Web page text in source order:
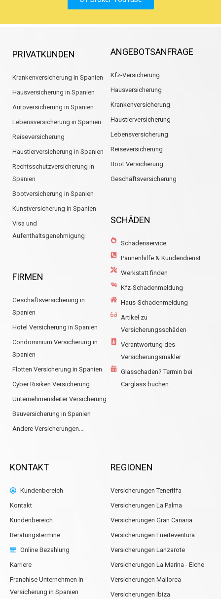
PRIVATKUNDEN
Krankenversicherung in Spanien
Hausversicherung in Spanien
Autoversicherung in Spanien
Lebensversicherung in Spanien
Reiseversicherung
Haustierversicherung in Spanien
Rechtsschutzversicherung in
Spanien
Bootversicherung in Spanien
Kunstversicherung in Spanien
Visa und
Aufenthaltsgenehmigung
FIRMEN
Geschäftsversicherung in
Spanien
Hotel Versicherung in Spanien
Condominium Versicherung in
Spanien
Flotten Versicherung in Spanien
Cyber Risiken Versicherung
Unternehmensleiter Versicherung
Bauversicherung in Spanien
Andere Versicherungen...
ANGEBOTSANFRAGE
Kfz-Versicherung
Hausversicherung
Krankenversicherung
Haustierversicherung
Lebensversicherung
Reiseversicherung
Boot Versicherung
Geschäftsversicherung
SCHÄDEN
Schadenservice
Pannenhilfe & Kundendienst
Werkstatt finden
Kfz-Schadenmeldung
Haus-Schadenmeldung
Artikel zu
Versicherungsschäden
Verantwortung des
Versicherungsmakler
Glasschaden? Termin bei
Carglass buchen.
KONTAKT
Kundenbereich
Kontakt
Kundenbereich
Beratungstermine
Online Bezahlung
Karriere
Franchise Unternehmen in
Versicherung in Spanien
REGIONEN
Versicherungen Teneriffa
Versicherungen La Palma
Versicherungen Gran Canaria
Versicherungen Fuerteventura
Versicherungen Lanzarote
Versicherungen La Marina - Elche
Versicherungen Mallorca
Versicherungen Ibiza